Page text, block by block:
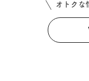
オトクな